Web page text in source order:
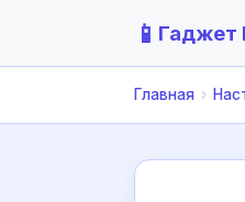
📱 Гаджет
Главная ›